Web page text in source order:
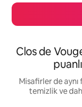
Clos de
Misafirler de
temizlik ve